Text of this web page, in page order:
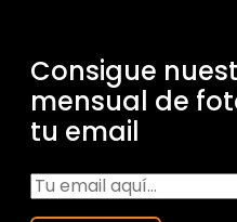
Consigue
mensual de
tu email